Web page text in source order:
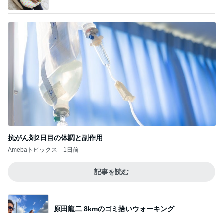
抗がん剤2日目の体調と副作用
Amebaトピックス 1日前
記事を読む
原田龍二 8kmのゴミ拾いウォーキング